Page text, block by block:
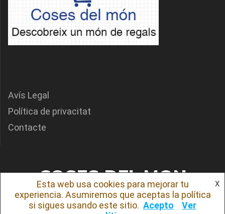
Avís Legal
Política de privacitat
Contacte
COSES DEL MON
© 2026 COSES DEL MON. Creado usando WordPress y eltema Mesmerize
Esta web usa cookies para mejorar tu
experiencia. Asumiremos que aceptas la política
si sigues usando este sitio.
X
Acepto
Ver